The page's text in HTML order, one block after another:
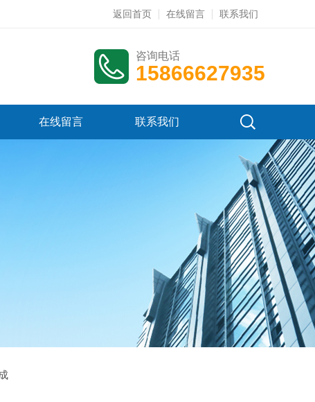
返回首页 在线留言 联系我们
咨询电话
15866627935
在线留言 联系我们